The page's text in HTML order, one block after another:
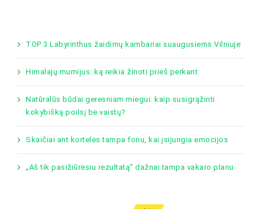
TOP 3 Labyrinthus žaidimų kambariai suaugusiems Vilniuje
Himalajų mumijus: ką reikia žinoti prieš perkant
Natūralūs būdai geresniam miegui: kaip susigrąžinti
kokybišką poilsį be vaistų?
Skaičiai ant kortelės tampa fonu, kai įsijungia emocijos
„Aš tik pasižiūrėsiu rezultatą“ dažnai tampa vakaro planu